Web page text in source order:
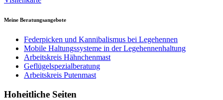
Meine Beratungsangebote
Federpicken und Kannibalismus bei Legehennen
Mobile Haltungssysteme in der Legehennenhaltung
Arbeitskreis Hähnchenmast
Geflügelspezialberatung
Arbeitskreis Putenmast
Hoheitliche Seiten